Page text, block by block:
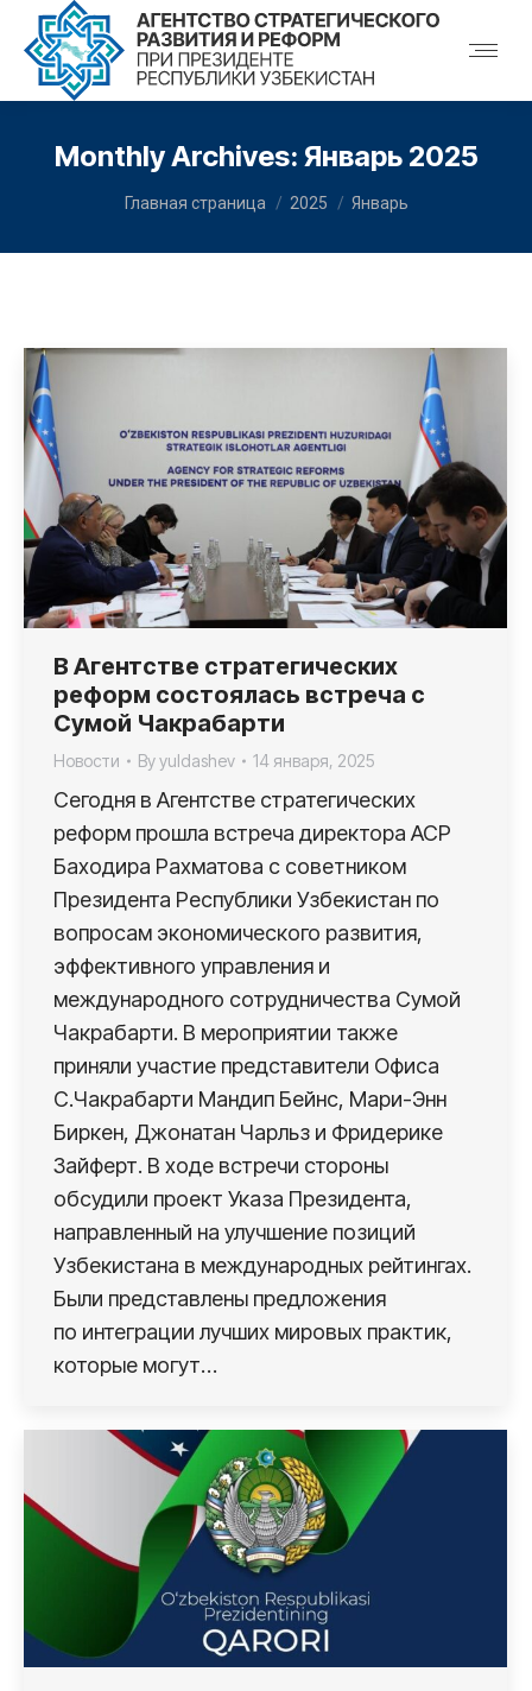
Monthly Archives: Январь 2025
You are here:
Главная страница 2025 Январь
В Агентстве стратегических
реформ состоялась встреча с
Сумой Чакрабарти
Новости Byyuldashev 14 января, 2025
Сегодня в Агентстве стратегических
реформ прошла встреча директора АСР
Баходира Рахматова с советником
Президента Республики Узбекистан по
вопросам экономического развития,
эффективного управления и
международного сотрудничества Сумой
Чакрабарти. В мероприятии также
приняли участие представители Офиса
С.Чакрабарти Мандип Бейнс, Мари-Энн
Биркен, Джонатан Чарльз и Фридерике
Зайферт. В ходе встречи стороны
обсудили проект Указа Президента,
направленный на улучшение позиций
Узбекистана в международных рейтингах.
Были представлены предложения
по интеграции лучших мировых практик,
которые могут…